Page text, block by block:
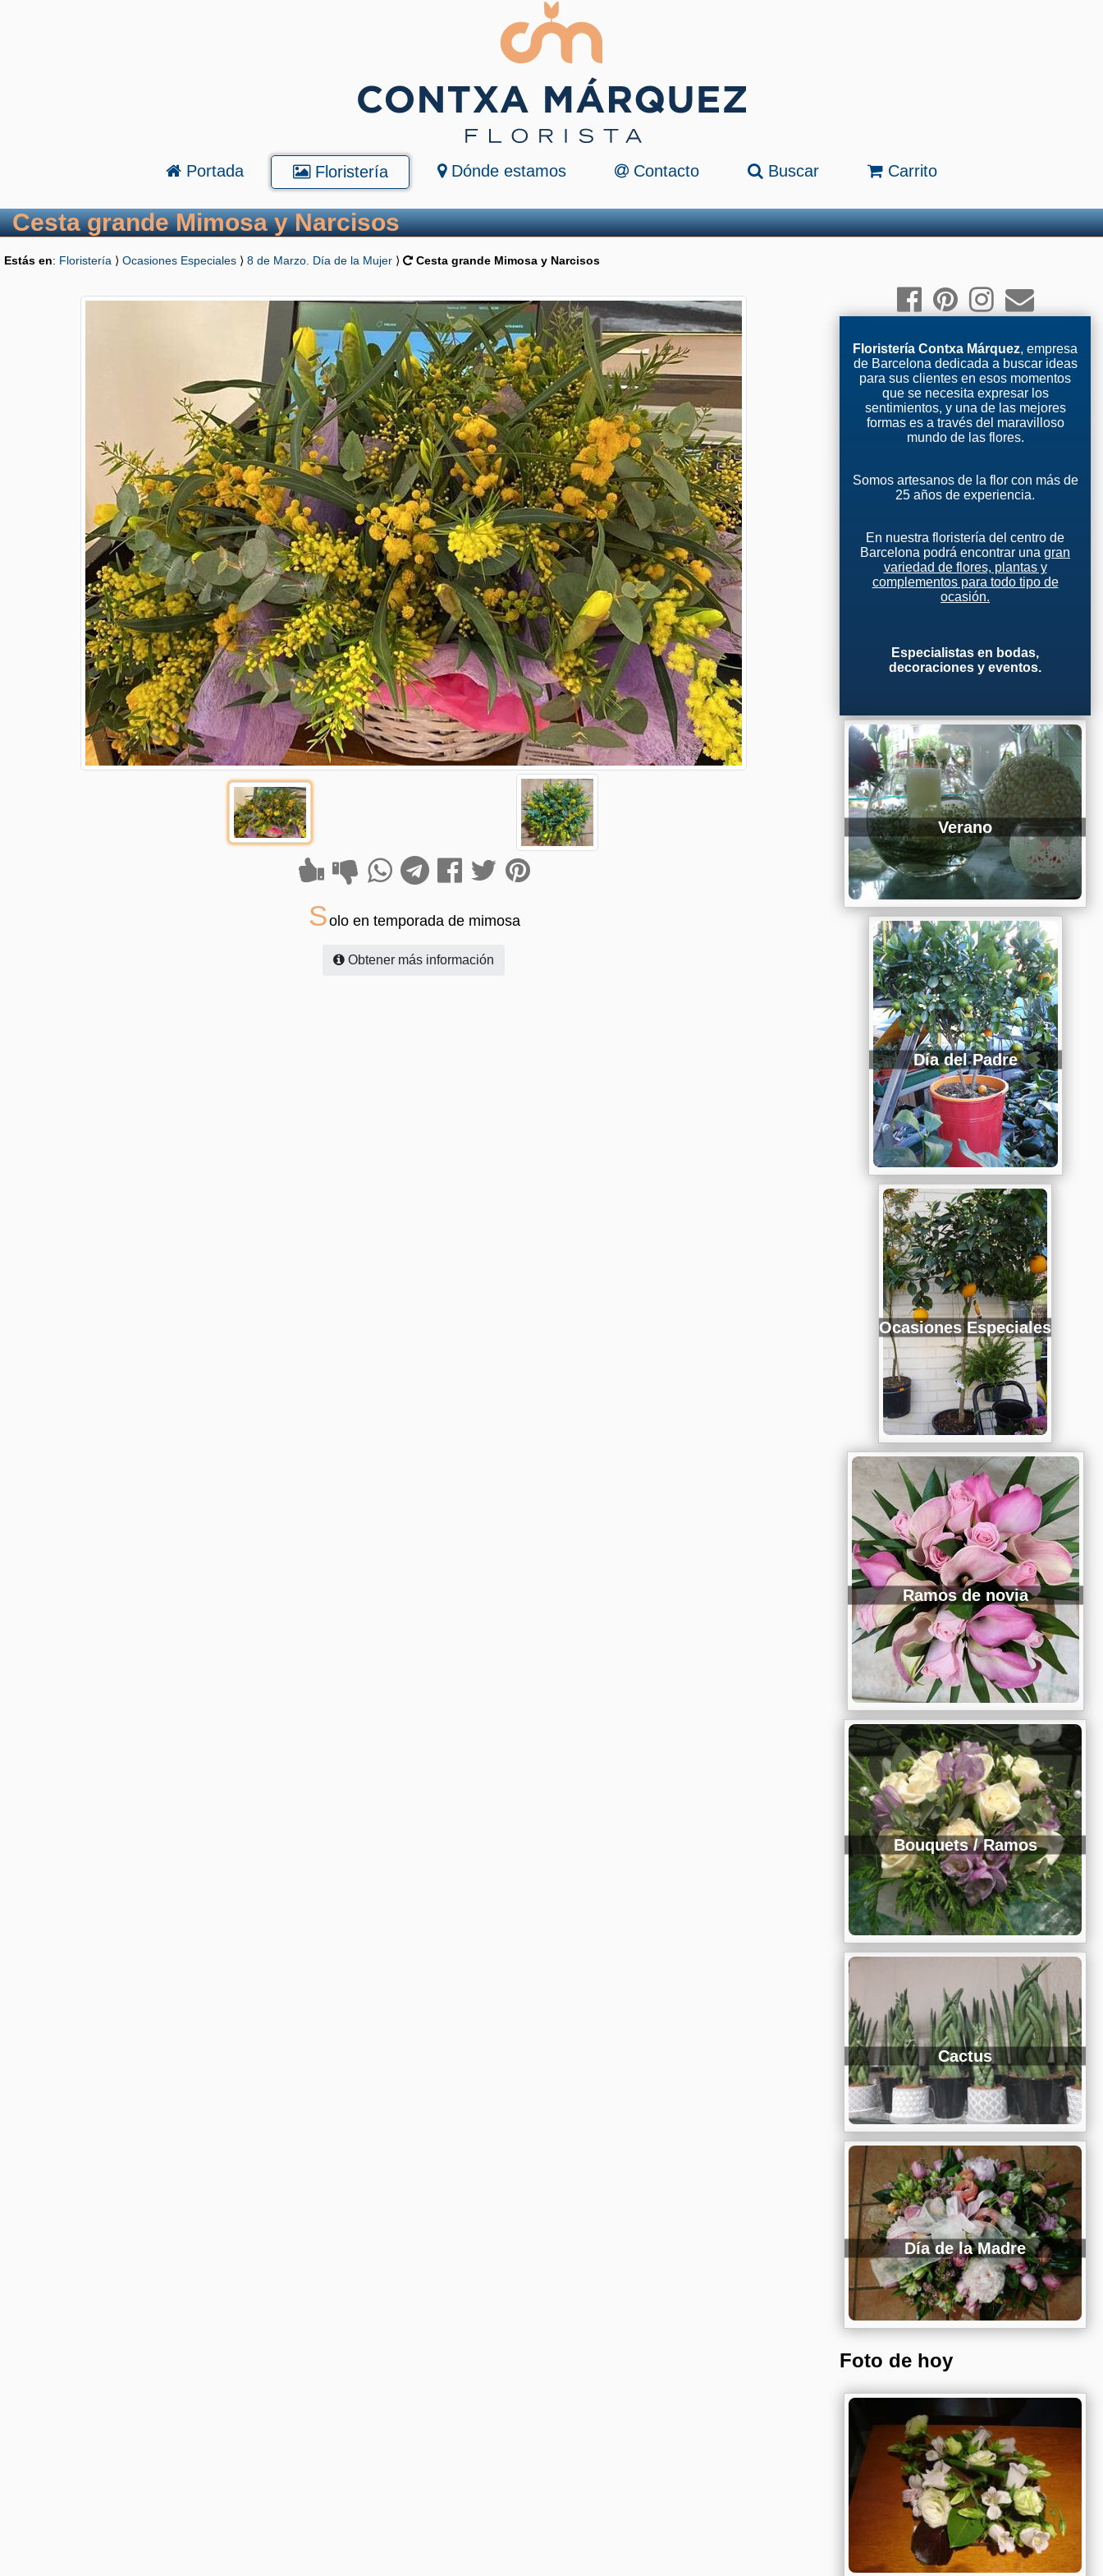
Portada Floristería Dónde estamos Contacto Buscar Carrito
Cesta grande Mimosa y Narcisos
Estás en: Floristería ⟩ Ocasiones Especiales ⟩ 8 de Marzo. Día de la Mujer ⟩ Cesta grande Mimosa y Narcisos
Solo en temporada de mimosa
Obtener más información
Floristería Contxa Márquez, empresa
de Barcelona dedicada a buscar ideas
para sus clientes en esos momentos
que se necesita expresar los
sentimientos, y una de las mejores
formas es a través del maravilloso
mundo de las flores.
Somos artesanos de la flor con más de
25 años de experiencia.
En nuestra floristería del centro de
Barcelona podrá encontrar una gran
variedad de flores, plantas y
complementos para todo tipo de
ocasión.
Especialistas en bodas,
decoraciones y eventos.
Verano
Día del Padre
Ocasiones Especiales
Ramos de novia
Bouquets / Ramos
Cactus
Día de la Madre
Foto de hoy